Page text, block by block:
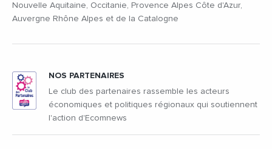
Nouvelle Aquitaine, Occitanie, Provence Alpes Côte d'Azur,
Auvergne Rhône Alpes et de la Catalogne
NOS PARTENAIRES
Le club des partenaires rassemble les acteurs
économiques et politiques régionaux qui soutiennent
l'action d'Ecomnews